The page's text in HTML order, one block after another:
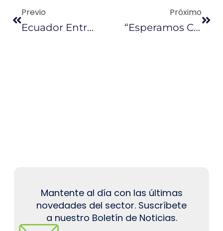
Previo
Ecuador Entregará Mil Millones De Dólares En Créditos A La Pequeña Empresa
Próximo
“Esperamos Cerrar El Año Con Crecimiento De 1,9 % O 1,8 %”
Mantente al día con las últimas
novedades del sector. Suscríbete
a nuestro Boletín de Noticias.